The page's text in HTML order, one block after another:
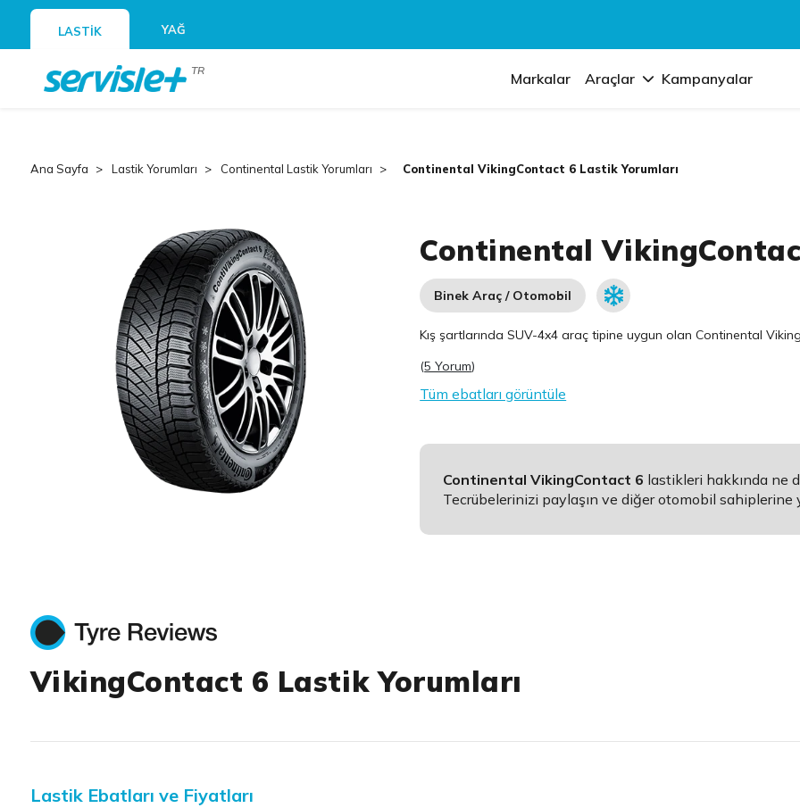
LASTİK YAĞ
TR Markalar Araçlar Kampanyalar
Ana Sayfa Lastik Yorumları Continental Lastik Yorumları Continental VikingContact 6 Lastik Yorumları
Continental
Binek Araç / Otomobil
Kış şartlarında SUV-4x4 araç tipine uygun olanContinental
(5 Yorum)
Tüm ebatları görüntüle
Continental VikingContact 6 lastikleri hakkında ne
Tecrübelerinizi paylaşın ve diğer otomobil sahiplerine
VikingContact 6 Lastik Yorumları
Lastik Ebatları ve Fiyatları